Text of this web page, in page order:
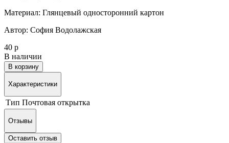
Материал: Глянцевый односторонний картон
Автор: София Водолажская
40 р
В наличии
В корзину
Характеристики
Тип Почтовая открытка
Отзывы
Оставить отзыв